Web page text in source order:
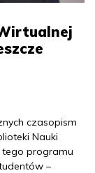
czasopism
Nauki
tego programu
–